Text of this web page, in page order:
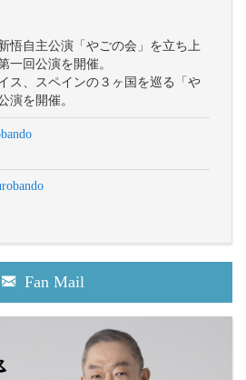
悟自主公演「やごの会」を立ち上
一回公演を開催。
ス、スペインの３ヶ国を巡る「や
演を開催。
Fan Mail